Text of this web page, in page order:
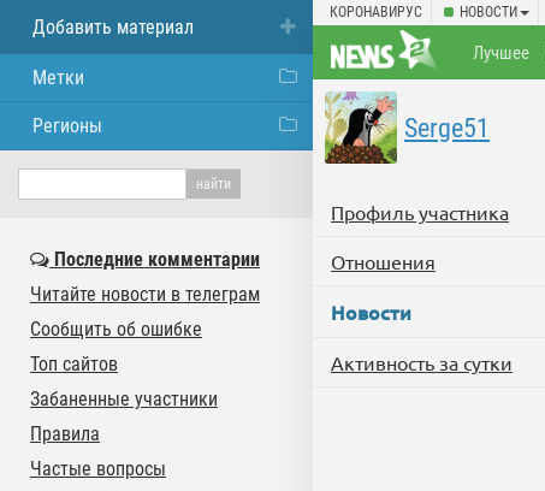
КОРОНАВИРУС НОВОСТИ
Лучшее
Serge51
Профиль участника
Отношения
Новости
Активность за сутки
Добавить материал
Метки
Регионы
Последние комментарии
Читайте новости в телеграм
Сообщить об ошибке
Топ сайтов
Забаненные участники
Правила
Частые вопросы